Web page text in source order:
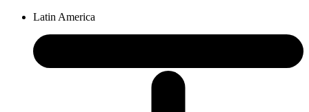
Latin America